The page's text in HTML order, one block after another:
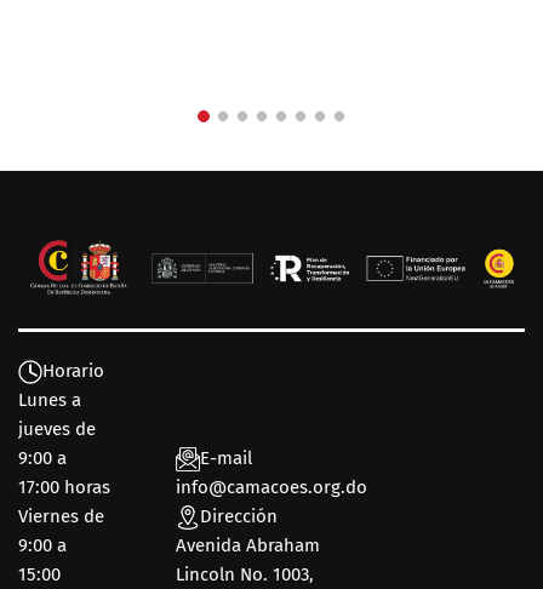
Horario
Lunes a
jueves de
9:00 a
17:00 horas
Viernes de
9:00 a
15:00
E-mail
info@camacoes.org.do
Dirección
Avenida Abraham
Lincoln No. 1003,